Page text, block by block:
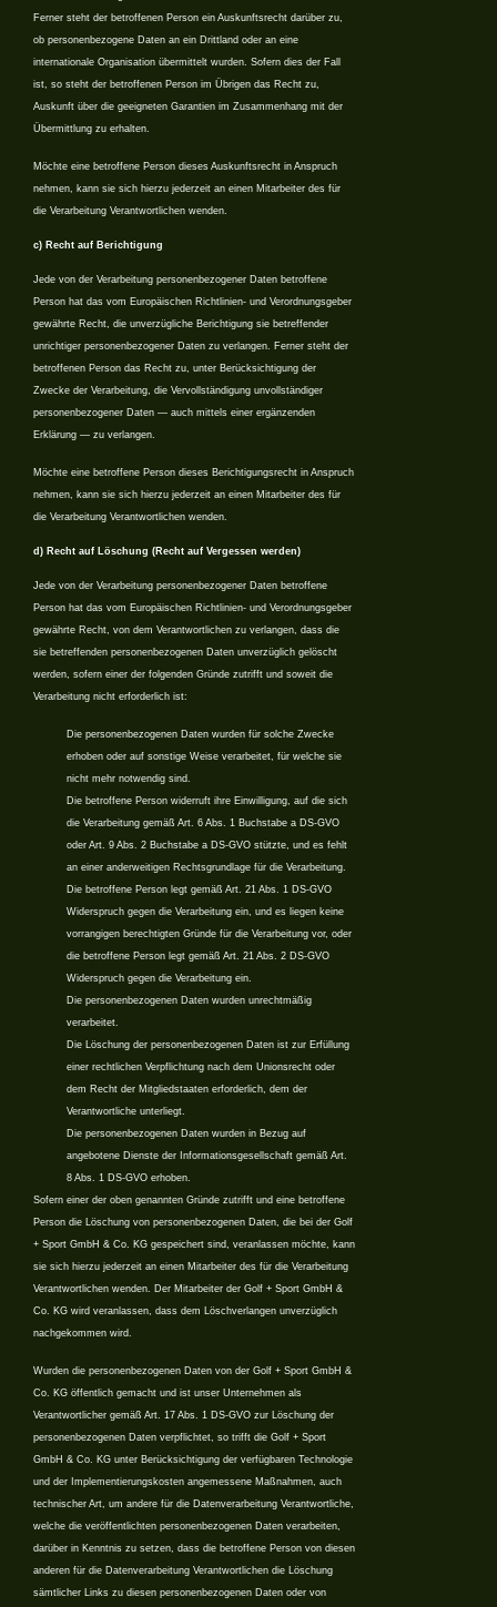
Ferner steht der betroffenen Person ein Auskunftsrecht darüber zu,
ob personenbezogene Daten an ein Drittland oder an eine
internationale Organisation übermittelt wurden. Sofern dies der Fall
ist, so steht der betroffenen Person im Übrigen das Recht zu,
Auskunft über die geeigneten Garantien im Zusammenhang mit der
Übermittlung zu erhalten.
Möchte eine betroffene Person dieses Auskunftsrecht in Anspruch
nehmen, kann sie sich hierzu jederzeit an einen Mitarbeiter des für
die Verarbeitung Verantwortlichen wenden.
c) Recht auf Berichtigung
Jede von der Verarbeitung personenbezogener Daten betroffene
Person hat das vom Europäischen Richtlinien- und Verordnungsgeber
gewährte Recht, die unverzügliche Berichtigung sie betreffender
unrichtiger personenbezogener Daten zu verlangen. Ferner steht der
betroffenen Person das Recht zu, unter Berücksichtigung der
Zwecke der Verarbeitung, die Vervollständigung unvollständiger
personenbezogener Daten — auch mittels einer ergänzenden
Erklärung — zu verlangen.
Möchte eine betroffene Person dieses Berichtigungsrecht in Anspruch
nehmen, kann sie sich hierzu jederzeit an einen Mitarbeiter des für
die Verarbeitung Verantwortlichen wenden.
d) Recht auf Löschung (Recht auf Vergessen werden)
Jede von der Verarbeitung personenbezogener Daten betroffene
Person hat das vom Europäischen Richtlinien- und Verordnungsgeber
gewährte Recht, von dem Verantwortlichen zu verlangen, dass die
sie betreffenden personenbezogenen Daten unverzüglich gelöscht
werden, sofern einer der folgenden Gründe zutrifft und soweit die
Verarbeitung nicht erforderlich ist:
Die personenbezogenen Daten wurden für solche Zwecke
erhoben oder auf sonstige Weise verarbeitet, für welche sie
nicht mehr notwendig sind.
Die betroffene Person widerruft ihre Einwilligung, auf die sich
die Verarbeitung gemäß Art. 6 Abs. 1 Buchstabe a DS-GVO
oder Art. 9 Abs. 2 Buchstabe a DS-GVO stützte, und es fehlt
an einer anderweitigen Rechtsgrundlage für die Verarbeitung.
Die betroffene Person legt gemäß Art. 21 Abs. 1 DS-GVO
Widerspruch gegen die Verarbeitung ein, und es liegen keine
vorrangigen berechtigten Gründe für die Verarbeitung vor, oder
die betroffene Person legt gemäß Art. 21 Abs. 2 DS-GVO
Widerspruch gegen die Verarbeitung ein.
Die personenbezogenen Daten wurden unrechtmäßig
verarbeitet.
Die Löschung der personenbezogenen Daten ist zur Erfüllung
einer rechtlichen Verpflichtung nach dem Unionsrecht oder
dem Recht der Mitgliedstaaten erforderlich, dem der
Verantwortliche unterliegt.
Die personenbezogenen Daten wurden in Bezug auf
angebotene Dienste der Informationsgesellschaft gemäß Art.
8 Abs. 1 DS-GVO erhoben.
Sofern einer der oben genannten Gründe zutrifft und eine betroffene
Person die Löschung von personenbezogenen Daten, die bei der Golf
+ Sport GmbH & Co. KG gespeichert sind, veranlassen möchte, kann
sie sich hierzu jederzeit an einen Mitarbeiter des für die Verarbeitung
Verantwortlichen wenden. Der Mitarbeiter der Golf + Sport GmbH &
Co. KG wird veranlassen, dass dem Löschverlangen unverzüglich
nachgekommen wird.
Wurden die personenbezogenen Daten von der Golf + Sport GmbH &
Co. KG öffentlich gemacht und ist unser Unternehmen als
Verantwortlicher gemäß Art. 17 Abs. 1 DS-GVO zur Löschung der
personenbezogenen Daten verpflichtet, so trifft die Golf + Sport
GmbH & Co. KG unter Berücksichtigung der verfügbaren Technologie
und der Implementierungskosten angemessene Maßnahmen, auch
technischer Art, um andere für die Datenverarbeitung Verantwortliche,
welche die veröffentlichten personenbezogenen Daten verarbeiten,
darüber in Kenntnis zu setzen, dass die betroffene Person von diesen
anderen für die Datenverarbeitung Verantwortlichen die Löschung
sämtlicher Links zu diesen personenbezogenen Daten oder von